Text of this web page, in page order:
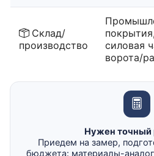
Склад/
производство
покрытия,
силовая
ворота/
Нужен точный
Приедем на замер,
бюджета: материалы-